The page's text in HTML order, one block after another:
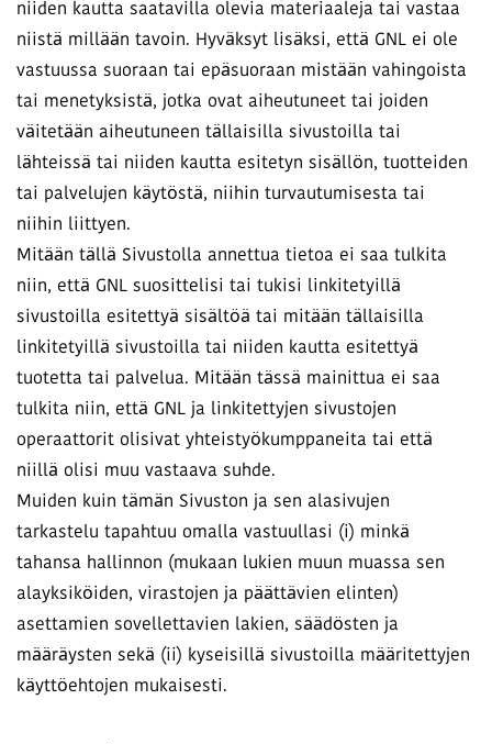
niiden kautta saatavilla olevia materiaaleja tai vastaa
niistä millään tavoin. Hyväksyt lisäksi, että GNL ei ole
vastuussa suoraan tai epäsuoraan mistään vahingoista
tai menetyksistä, jotka ovat aiheutuneet tai joiden
väitetään aiheutuneen tällaisilla sivustoilla tai
lähteissä tai niiden kautta esitetyn sisällön, tuotteiden
tai palvelujen käytöstä, niihin turvautumisesta tai
niihin liittyen.
Mitään tällä Sivustolla annettua tietoa ei saa tulkita
niin, että GNL suosittelisi tai tukisi linkitetyillä
sivustoilla esitettyä sisältöä tai mitään tällaisilla
linkitetyillä sivustoilla tai niiden kautta esitettyä
tuotetta tai palvelua. Mitään tässä mainittua ei saa
tulkita niin, että GNL ja linkitettyjen sivustojen
operaattorit olisivat yhteistyökumppaneita tai että
niillä olisi muu vastaava suhde.
Muiden kuin tämän Sivuston ja sen alasivujen
tarkastelu tapahtuu omalla vastuullasi (i) minkä
tahansa hallinnon (mukaan lukien muun muassa sen
alayksiköiden, virastojen ja päättävien elinten)
asettamien sovellettavien lakien, säädösten ja
määräysten sekä (ii) kyseisillä sivustoilla määritettyjen
käyttöehtojen mukaisesti.